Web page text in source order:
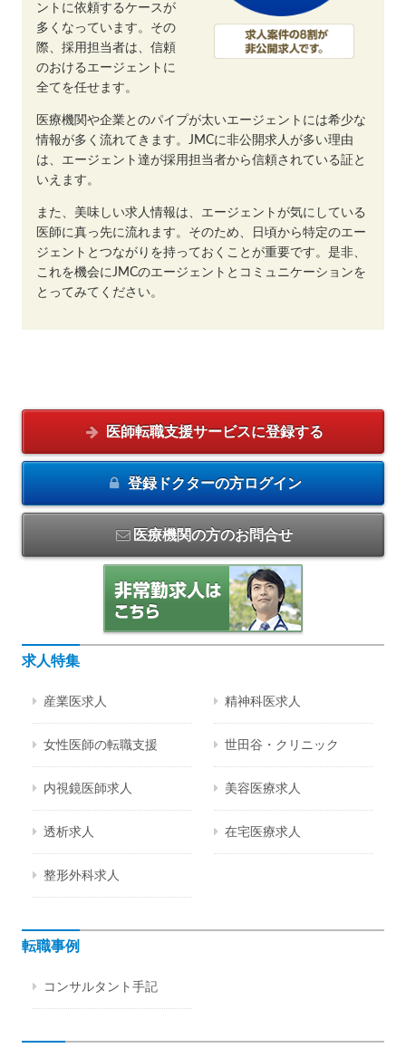
ントに依頼するケースが
多くなっています。その
際、採用担当者は、信頼
のおけるエージェントに
全てを任せます。
医療機関や企業とのパイプが太いエージェントには希少な
情報が多く流れてきます。JMCに非公開求人が多い理由
は、エージェント達が採用担当者から信頼されている証と
いえます。
また、美味しい求人情報は、エージェントが気にしている
医師に真っ先に流れます。そのため、日頃から特定のエー
ジェントとつながりを持っておくことが重要です。是非、
これを機会にJMCのエージェントとコミュニケーションを
とってみてください。
医師転職支援サービスに登録する
登録ドクターの方ログイン
医療機関の方のお問合せ
求人特集
産業医求人 精神科医求人
女性医師の転職支援 世田谷・クリニック
内視鏡医師求人 美容医療求人
透析求人 在宅医療求人
整形外科求人
転職事例
コンサルタント手記